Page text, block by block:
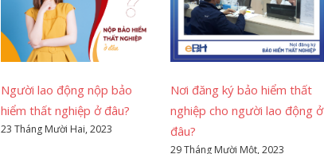
Người lao động nộp bảo
hiểm thất nghiệp ở đâu?
23 Tháng Mười Hai, 2023
Nơi đăng ký bảo hiểm thất
nghiệp cho người lao động ở
đâu?
29 Tháng Mười Một, 2023